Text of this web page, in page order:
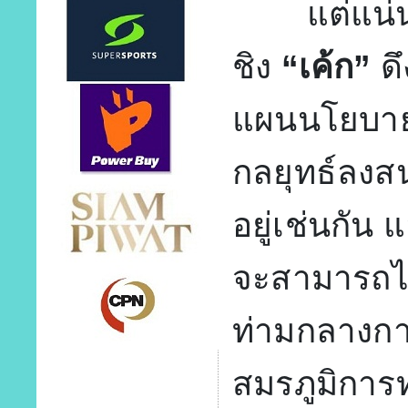
แต่แน่นอ
ชิง “เค้ก”
แผนนโยบา
กลยุทธ์ลง
อยู่เช่นกัน
จะสามารถ
ท่ามกลางก
สมรภูมิการ